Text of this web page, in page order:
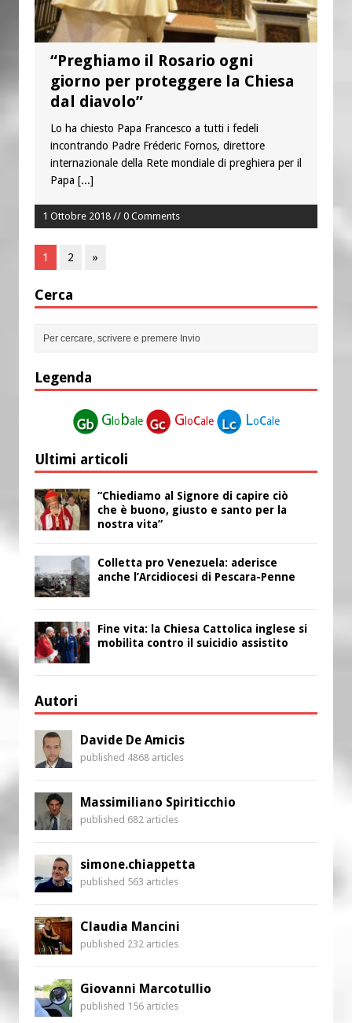
“Preghiamo il Rosario ogni
giorno per proteggere la Chiesa
dal diavolo”
Lo ha chiesto Papa Francesco a tutti i fedeli
incontrando Padre Fréderic Fornos, direttore
internazionale della Rete mondiale di preghiera per il
Papa [...]
1 Ottobre 2018 // 0 Comments
1 2 »
Cerca
Legenda
Globale Glocale Locale
Ultimi articoli
“Chiediamo al Signore di capire ciò
che è buono, giusto e santo per la
nostra vita”
Colletta pro Venezuela: aderisce
anche l’Arcidiocesi di Pescara-Penne
Fine vita: la Chiesa Cattolica inglese si
mobilita contro il suicidio assistito
Autori
Davide De Amicis
published 4868 articles
Massimiliano Spiriticchio
published 682 articles
simone.chiappetta
published 563 articles
Claudia Mancini
published 232 articles
Giovanni Marcotullio
published 156 articles